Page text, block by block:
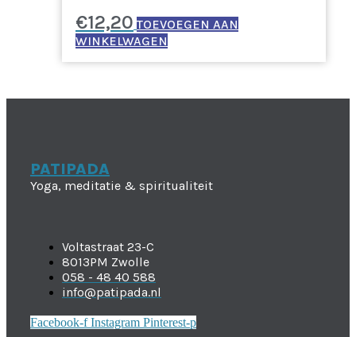
€12,20 TOEVOEGEN AAN
WINKELWAGEN
PATIPADA
Yoga, meditatie & spiritualiteit
Voltastraat 23-C
8013PM Zwolle
058 - 48 40 588
info@patipada.nl
Facebook-f Instagram Pinterest-p